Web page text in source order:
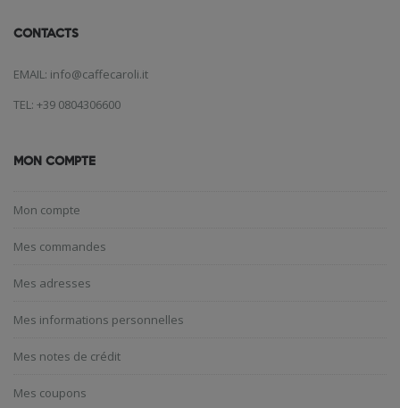
CONTACTS
EMAIL: info@caffecaroli.it
TEL: +39 0804306600
MON COMPTE
Mon compte
Mes commandes
Mes adresses
Mes informations personnelles
Mes notes de crédit
Mes coupons